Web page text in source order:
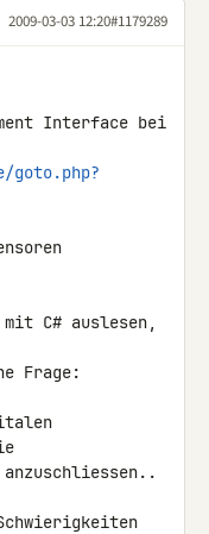
2009-03-03 12:20#1179289
Interface bei
goto.php?
C# auslesen,
Frage: